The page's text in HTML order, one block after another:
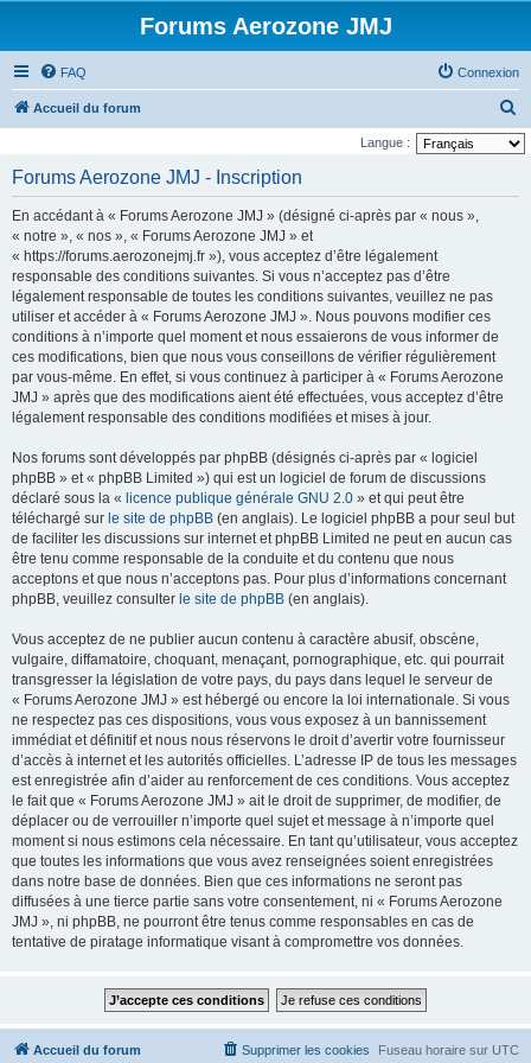
Forums Aerozone JMJ
FAQ Connexion
Accueil du forum
e
Langue :
Forums Aerozone JMJ - Inscription
En accédant à « Forums Aerozone JMJ » (désigné ci-après par « nous »,
« notre », « nos », « Forums Aerozone JMJ » et
« https://forums.aerozonejmj.fr »), vous acceptez d’être légalement
responsable des conditions suivantes. Si vous n’acceptez pas d’être
légalement responsable de toutes les conditions suivantes, veuillez ne pas
utiliser et accéder à « Forums Aerozone JMJ ». Nous pouvons modifier ces
conditions à n’importe quel moment et nous essaierons de vous informer de
ces modifications, bien que nous vous conseillons de vérifier régulièrement
par vous-même. En effet, si vous continuez à participer à « Forums Aerozone
JMJ » après que des modifications aient été effectuées, vous acceptez d’être
légalement responsable des conditions modifiées et mises à jour.
Nos forums sont développés par phpBB (désignés ci-après par « logiciel
phpBB » et « phpBB Limited ») qui est un logiciel de forum de discussions
déclaré sous la « licence publique générale GNU 2.0 » et qui peut être
téléchargé sur le site de phpBB (en anglais). Le logiciel phpBB a pour seul but
de faciliter les discussions sur internet et phpBB Limited ne peut en aucun cas
être tenu comme responsable de la conduite et du contenu que nous
acceptons et que nous n’acceptons pas. Pour plus d’informations concernant
phpBB, veuillez consulter le site de phpBB (en anglais).
Vous acceptez de ne publier aucun contenu à caractère abusif, obscène,
vulgaire, diffamatoire, choquant, menaçant, pornographique, etc. qui pourrait
transgresser la législation de votre pays, du pays dans lequel le serveur de
« Forums Aerozone JMJ » est hébergé ou encore la loi internationale. Si vous
ne respectez pas ces dispositions, vous vous exposez à un bannissement
immédiat et définitif et nous nous réservons le droit d’avertir votre fournisseur
d’accès à internet et les autorités officielles. L’adresse IP de tous les messages
est enregistrée afin d’aider au renforcement de ces conditions. Vous acceptez
le fait que « Forums Aerozone JMJ » ait le droit de supprimer, de modifier, de
déplacer ou de verrouiller n’importe quel sujet et message à n’importe quel
moment si nous estimons cela nécessaire. En tant qu’utilisateur, vous acceptez
que toutes les informations que vous avez renseignées soient enregistrées
dans notre base de données. Bien que ces informations ne seront pas
diffusées à une tierce partie sans votre consentement, ni « Forums Aerozone
JMJ », ni phpBB, ne pourront être tenus comme responsables en cas de
tentative de piratage informatique visant à compromettre vos données.
Accueil du forum Fuseau horaire sur UTC
Supprimer les cookies